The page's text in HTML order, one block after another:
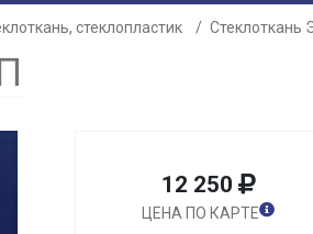
стеклопластик Стеклоткань
12 250
ЦЕНА ПО КАРТЕ